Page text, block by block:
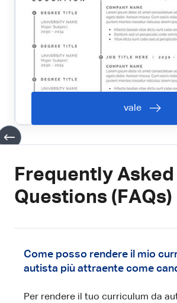
vale
Frequently Asked
Questions (FAQs)
Come posso rendere il mio
autista più attraente come
Per rendere il tuo curriculum da